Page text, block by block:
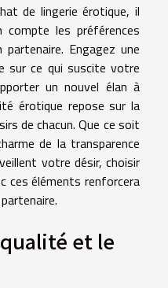
de lingerie érotique, il
compte les préférences
Engagez une
sur ce qui suscite votre
un nouvel élan à
érotique repose sur la
de chacun. Que ce soit
de la transparence
votre désir, choisir
ces éléments renforcera
et le